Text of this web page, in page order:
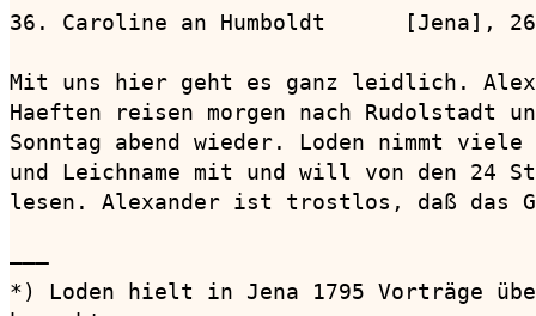
36. Caroline an Humboldt      [Jena],
Mit uns hier geht es ganz leidlich.
Haeften reisen morgen nach Rudolstadt
Sonntag abend wieder. Loden nimmt viele
und Leichname mit und will von den 24
lesen. Alexander ist trostlos, daß das
———
*) Loden hielt in Jena 1795 Vorträge